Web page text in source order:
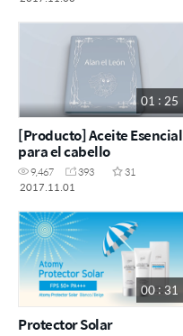
01 : 25
[Producto] Aceite Esencial
para el cabello
9,467 393
31
2017.11.01
00 : 31
Protector Solar